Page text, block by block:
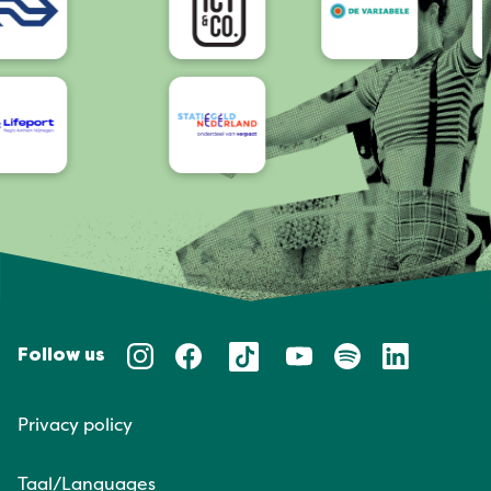
Follow us
Privacy policy
Taal/Languages